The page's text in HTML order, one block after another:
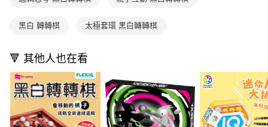
１．透過由恩沛科技股份有限公司提供之「AFTEE先享後付」服務完成之交
權轉讓予恩沛科技股份有限公司。
３．未成年的使用者請事先徵得法定代理人或監護人之同意方可使用
任。
４．使用「AFTEE先享後付」時，將依據個別帳號之用戶狀況，依本公司即
時審查核予不同之上限額度；若仍有額度不足之情形，本公司將視審查結果
請求用戶進行身份認證。
５．嚴禁一人註冊多個帳號或使用他人資訊註冊。若發現惡意使用之情形，
黑白 轉轉棋 太極套環 黑白轉轉棋
🔻 其他人也在看